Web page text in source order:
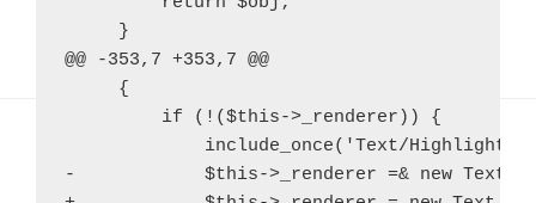
     }
@@ -353,7 +353,7 @@
     {
         if (!($this->_renderer)) {
include_once('Text/
-            $this->_renderer =& new
Proudly powered by WordPress